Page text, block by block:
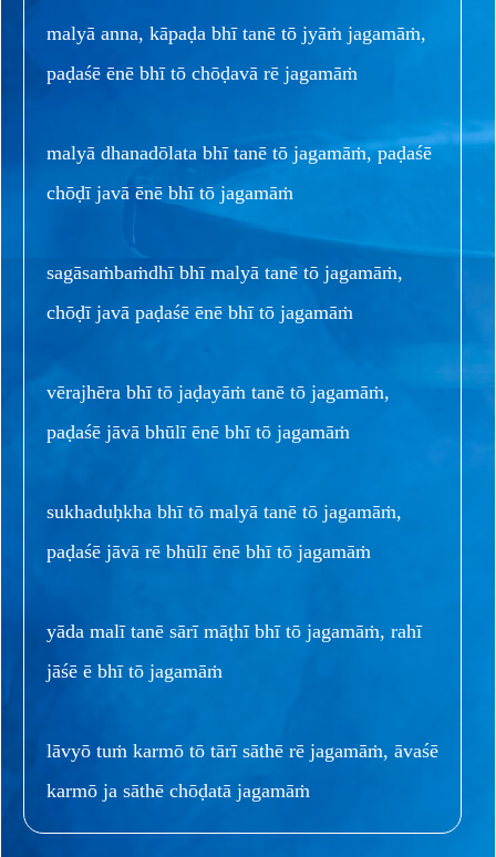
malyā anna, kāpaḍa bhī tanē tō jyāṁ jagamāṁ,
paḍaśē ēnē bhī tō chōḍavā rē jagamāṁ
malyā dhanadōlata bhī tanē tō jagamāṁ, paḍaśē
chōḍī javā ēnē bhī tō jagamāṁ
sagāsaṁbaṁdhī bhī malyā tanē tō jagamāṁ,
chōḍī javā paḍaśē ēnē bhī tō jagamāṁ
vērajhēra bhī tō jaḍayāṁ tanē tō jagamāṁ,
paḍaśē jāvā bhūlī ēnē bhī tō jagamāṁ
sukhaduḥkha bhī tō malyā tanē tō jagamāṁ,
paḍaśē jāvā rē bhūlī ēnē bhī tō jagamāṁ
yāda malī tanē sārī māṭhī bhī tō jagamāṁ, rahī
jāśē ē bhī tō jagamāṁ
lāvyō tuṁ karmō tō tārī sāthē rē jagamāṁ, āvaśē
karmō ja sāthē chōḍatā jagamāṁ